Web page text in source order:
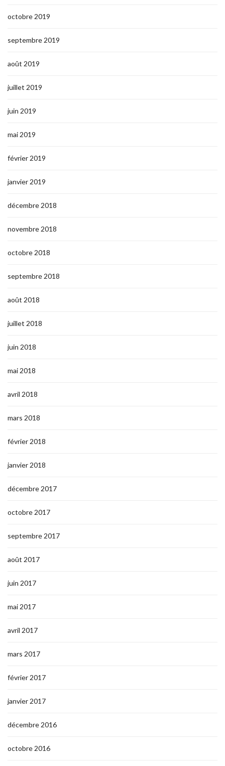
octobre 2019
septembre 2019
août 2019
juillet 2019
juin 2019
mai 2019
février 2019
janvier 2019
décembre 2018
novembre 2018
octobre 2018
septembre 2018
août 2018
juillet 2018
juin 2018
mai 2018
avril 2018
mars 2018
février 2018
janvier 2018
décembre 2017
octobre 2017
septembre 2017
août 2017
juin 2017
mai 2017
avril 2017
mars 2017
février 2017
janvier 2017
décembre 2016
octobre 2016